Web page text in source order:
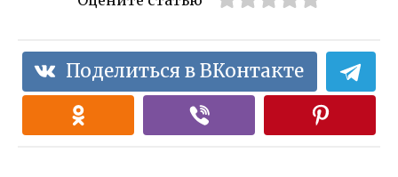
Поделиться в ВКонтакте